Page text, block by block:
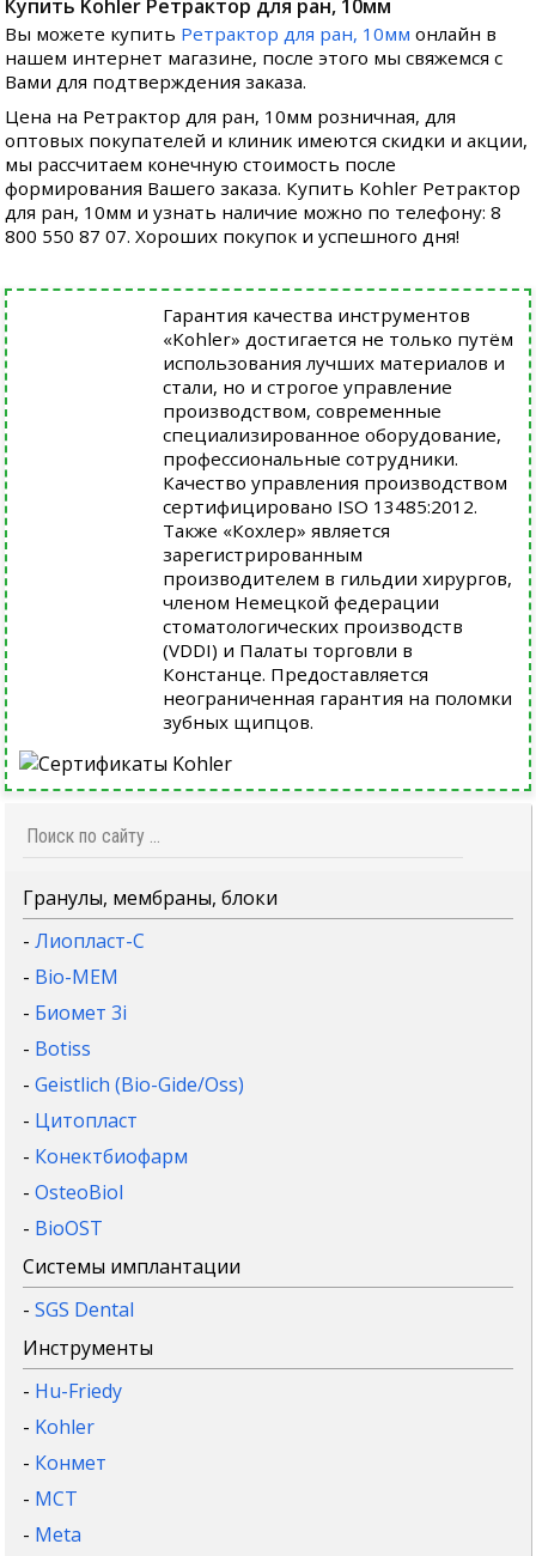
Купить Kohler Ретрактор для ран, 10мм
Вы можете купить Ретрактор для ран, 10мм онлайн в
нашем интернет магазине, после этого мы свяжемся с
Вами для подтверждения заказа.
Цена на Ретрактор для ран, 10мм розничная, для
оптовых покупателей и клиник имеются скидки и акции,
мы рассчитаем конечную стоимость после
формирования Вашего заказа. Купить Kohler Ретрактор
для ран, 10мм и узнать наличие можно по телефону: 8
800 550 87 07. Хороших покупок и успешного дня!
Гарантия качества инструментов
«Kohler» достигается не только путём
использования лучших материалов и
стали, но и строгое управление
производством, современные
специализированное оборудование,
профессиональные сотрудники.
Качество управления производством
сертифицировано ISO 13485:2012.
Также «Кохлер» является
зарегистрированным
производителем в гильдии хирургов,
членом Немецкой федерации
стоматологических производств
(VDDI) и Палаты торговли в
Констанце. Предоставляется
неограниченная гарантия на поломки
зубных щипцов.
Гранулы, мембраны, блоки
-Лиопласт-С
- Bio-MEM
- Биомет 3i
- Botiss
-Geistlich (Bio-Gide/Oss)
- Цитопласт
- Конектбиофарм
-OsteoBiol
- BioOST
Системы имплантации
-SGS Dental
Инструменты
- Hu-Friedy
- Kohler
- Конмет
- MCT
- Meta